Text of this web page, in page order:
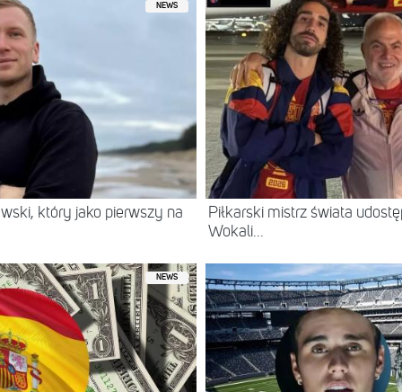
NEWS
który jako pierwszy na
Piłkarski mistrz świata
Wokali...
NEWS